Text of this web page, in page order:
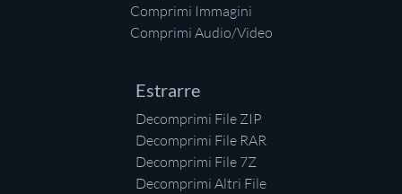
Comprimi Immagini
Comprimi Audio/Video
Estrarre
Decomprimi File ZIP
Decomprimi File RAR
Decomprimi File 7Z
Decomprimi Altri File